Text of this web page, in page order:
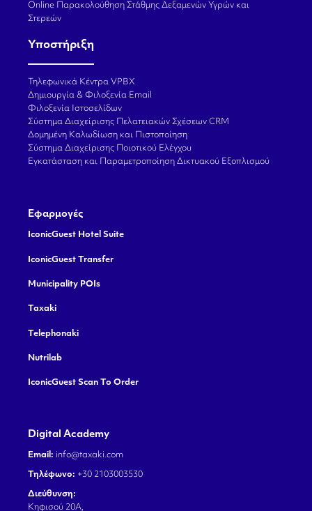
Online Παρακολούθηση Στάθμης Δεξαμενών Υγρών και
Στερεών
Υποστήριξη
Τηλεφωνικά Κέντρα VPBX
Δημιουργία & Φιλοξενία Email
Φιλοξενία Ιστοσελίδων
Σύστημα Διαχείρισης Πελατειακών Σχέσεων CRM
Δομημένη Καλωδίωση και Πιστοποίηση
Σύστημα Διαχείρισης Ποιοτικού Ελέγχου
Εγκατάσταση και Παραμετροποίηση Δικτυακού Εξοπλισμού
Εφαρμογές
IconicGuest Hotel Suite
IconicGuest Transfer
Municipality POIs
Taxaki
Telephonaki
Nutrilab
IconicGuest Scan To Order
Digital Academy
Email: info@taxaki.com
Τηλέφωνο: +30 2103003530
Διεύθυνση:
Κηφισού 20Α,